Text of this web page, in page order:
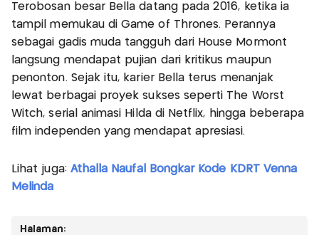
Terobosan besar Bella datang pada 2016, ketika ia
tampil memukau di Game of Thrones. Perannya
sebagai gadis muda tangguh dari House Mormont
langsung mendapat pujian dari kritikus maupun
penonton. Sejak itu, karier Bella terus menanjak
lewat berbagai proyek sukses seperti The Worst
Witch, serial animasi Hilda di Netflix, hingga beberapa
film independen yang mendapat apresiasi.
Lihat juga: Athalla Naufal Bongkar Kode KDRT Venna
Melinda
Halaman: